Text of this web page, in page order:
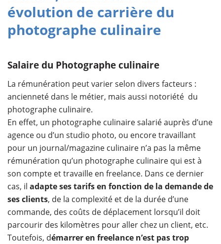
évolution de carrière du
photographe culinaire
Salaire du Photographe culinaire
La rémunération peut varier selon divers facteurs :
ancienneté dans le métier, mais aussi notoriété du
photographe culinaire.
En effet, un photographe culinaire salarié auprès d’une
agence ou d’un studio photo, ou encore travaillant
pour un journal/magazine culinaire n’a pas la même
rémunération qu’un photographe culinaire qui est à
son compte et travaille en freelance. Dans ce dernier
cas, il adapte ses tarifs en fonction de la demande de
ses clients, de la complexité et de la durée d’une
commande, des coûts de déplacement lorsqu’il doit
parcourir des kilomètres pour aller chez un client, etc.
Toutefois, démarrer en freelance n’est pas trop